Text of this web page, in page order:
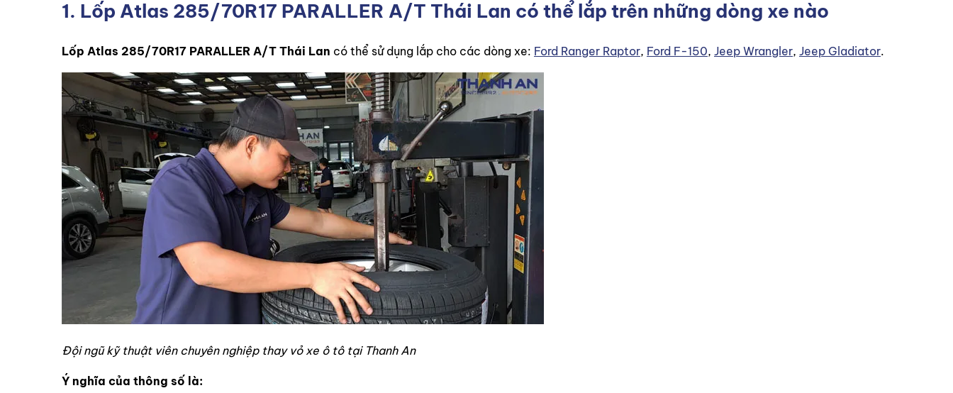
1. Lốp Atlas 285/70R17 PARALLER A/T Thái Lan có thể lắp trên những dòng xe nào
Lốp Atlas 285/70R17 PARALLER A/T Thái Lan có thể sử dụng lắp cho các dòng xe: Ford Ranger Raptor, Ford F-150, Jeep Wrangler, Jeep Gladiator.
Đội ngũ kỹ thuật viên chuyên nghiệp thay vỏ xe ô tô tại Thanh An
Ý nghĩa của thông số là: